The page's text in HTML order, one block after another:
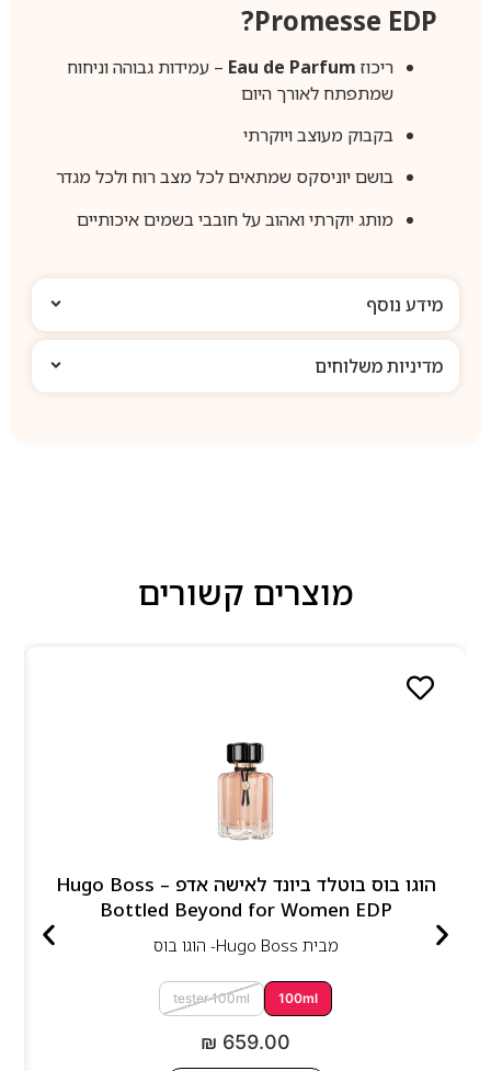
Promesse EDP?
ריכוז Eau de Parfum– עמידות גבוהה וניחוח
שמתפתח לאורך היום
בקבוק מעוצב ויוקרתי
בושם יוניסקס שמתאים לכל מצב רוח ולכל מגדר
מותג יוקרתי ואהוב על חובבי בשמים איכותיים
מידע נוסף
מדיניות משלוחים
מוצרים קשורים
הוגו בוס בוטלד ביונד לאישה אדפ – Hugo Boss
Bottled Beyond for Women EDP
מבית Hugo Boss- הוגו בוס
100ml
tester 100ml
₪ 659.00